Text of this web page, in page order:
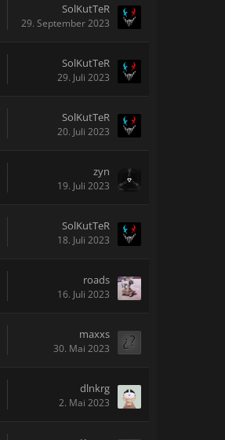
SolKutTeR
29. September 2023
SolKutTeR
29. Juli 2023
SolKutTeR
20. Juli 2023
zyn
19. Juli 2023
SolKutTeR
18. Juli 2023
roads
16. Juli 2023
maxxs
30. Mai 2023
dlnkrg
2. Mai 2023